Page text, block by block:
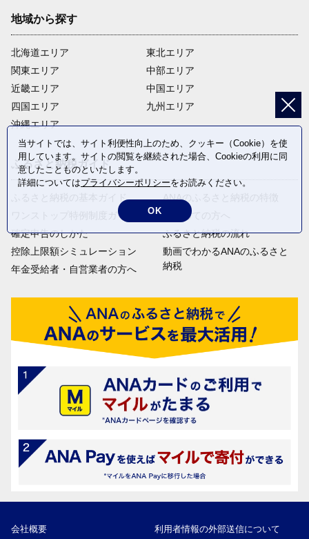
地域から探す
北海道エリア
関東エリア
近畿エリア
四国エリア
沖縄エリア
東北エリア
中部エリア
中国エリア
九州エリア
ふるさと納税ガイド
ふるさと納税の基本ガイド
ワンストップ特例制度ガイド
確定申告のしかた
控除上限額シミュレーション
年金受給者・自営業者の方へ
ANAのふるさと納税の特徴
はじめての方へ
ふるさと納税の流れ
動画でわかるANAのふるさと
納税
会社概要 利用者情報の外部送信について
当サイトでは、サイト利便性向上のため、クッキー（Cookie）を使
用しています。サイトの閲覧を継続された場合、Cookieの利用に同
意したことものといたします。
詳細についてはプライバシーポリシーをお読みください。
OK